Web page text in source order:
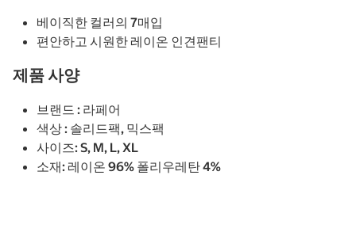
베이직한 컬러의 7매입
편안하고 시원한 레이온 인견팬티
제품 사양
브랜드 : 라페어
색상 : 솔리드팩, 믹스팩
사이즈: S, M, L, XL
소재: 레이온 96% 폴리우레탄 4%